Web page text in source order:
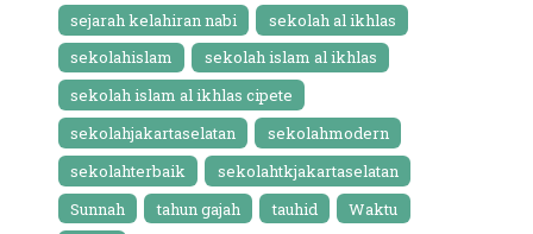
sejarah kelahiran nabi
sekolah al ikhlas
sekolahislam
sekolah islam al ikhlas
sekolah islam al ikhlas cipete
sekolahjakartaselatan
sekolahmodern
sekolahterbaik
sekolahtkjakartaselatan
Sunnah
tahun gajah tauhid
Waktu